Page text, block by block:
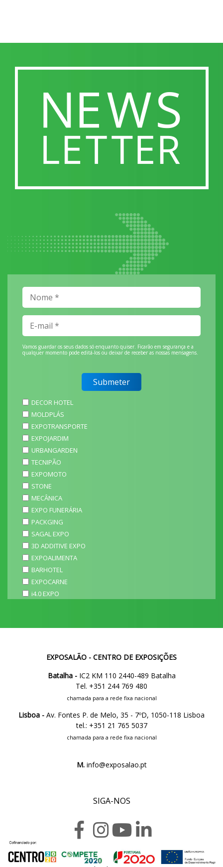
Vamos guardar os seus dados só enquanto quiser. Ficarão em segurança e a
qualquer momento pode editá-los ou deixar de receber as nossas mensagens.
DECOR HOTEL
MOLDPLÁS
EXPOTRANSPORTE
EXPOJARDIM
URBANGARDEN
TECNIPÃO
EXPOMOTO
STONE
MECÂNICA
EXPO FUNERÁRIA
PACKGING
SAGAL EXPO
3D ADDITIVE EXPO
EXPOALIMENTA
BARHOTEL
EXPOCARNE
i4.0 EXPO
EXPOSALÃO - CENTRO DE EXPOSIÇÕES
Batalha -IC2 KM 110 2440-489 Batalha
Tel. +351 244 769 480
chamada para a rede fixa nacional
Lisboa - Av. Fontes P. de Melo, 35 - 7ºD, 1050-118 Lisboa
tel.: +351 21 765 5037
chamada para a rede fixa nacional
M.info@exposalao.pt
SIGA-NOS